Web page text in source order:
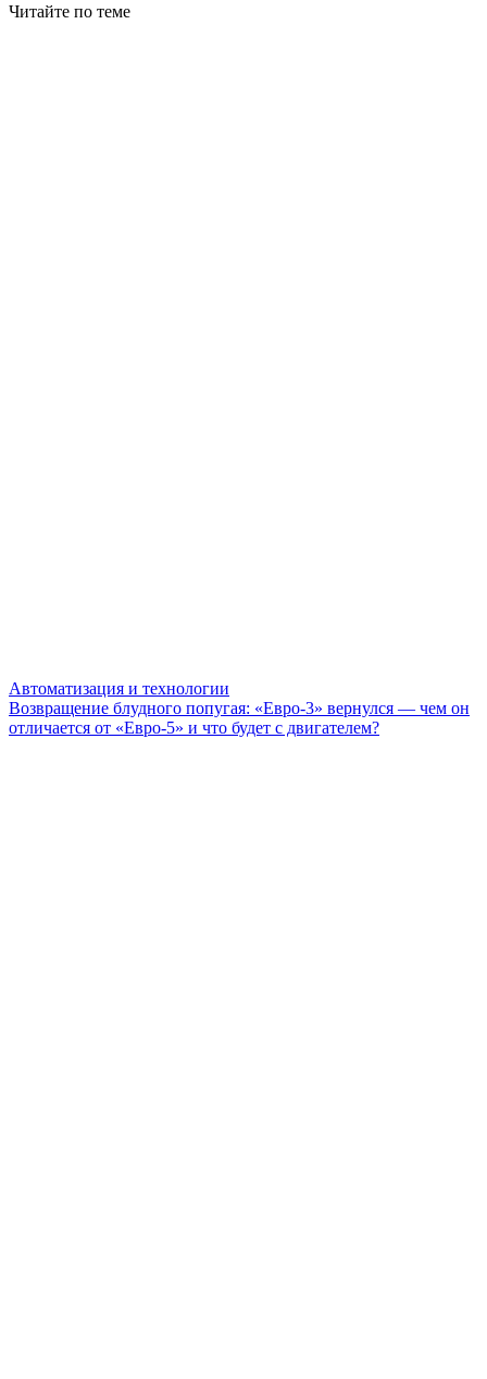
Читайте по теме
Автоматизация и технологии
Возвращение блудного попугая: «Евро-3» вернулся — чем он
отличается от «Евро-5» и что будет с двигателем?